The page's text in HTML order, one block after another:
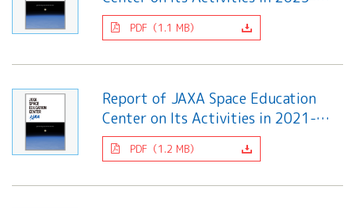
宇宙教育会
議）
ISEB学生派
ム
2024
PDF（1.1 MB）
Report of JAXA Space Education
Center on Its Activities in 2021-
2022
PDF（1.2 MB）